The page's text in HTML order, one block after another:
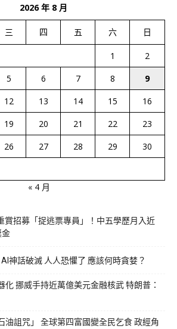
2026 年 8 月
三 四 五 六 日
1
2
5 6 7 8
9
12 13 14 15
16
19 20 21 22
23
26 27 28 29
30
« 4 月
賞招募「捉逃票專員」！中五學歷月入近
金
神話破滅 人人恐懼了 應該何時貪婪？
化 挪威手持近萬億美元金融核武 特朗普：
油詛咒」 全球第四富國變全民乞食 政經角